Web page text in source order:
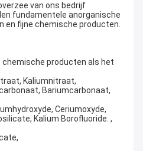
van ons bedrijf
fundamentele anorganische
en fijne chemische producten.
chemische producten als het
Kaliumnitraat,
Bariumcarbonaat,
Ceriumoxyde,
Kalium Borofluoride. ,